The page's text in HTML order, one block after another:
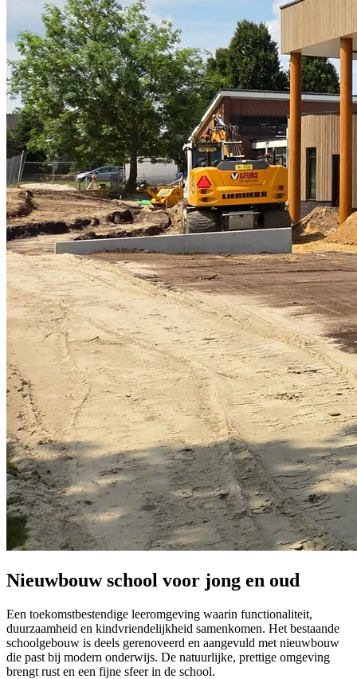
Nieuwbouw school voor jong en oud
Een toekomstbestendige leeromgeving waarin functionaliteit,
duurzaamheid en kindvriendelijkheid samenkomen. Het bestaande
schoolgebouw is deels gerenoveerd en aangevuld met nieuwbouw
die past bij modern onderwijs. De natuurlijke, prettige omgeving
brengt rust en een fijne sfeer in de school.